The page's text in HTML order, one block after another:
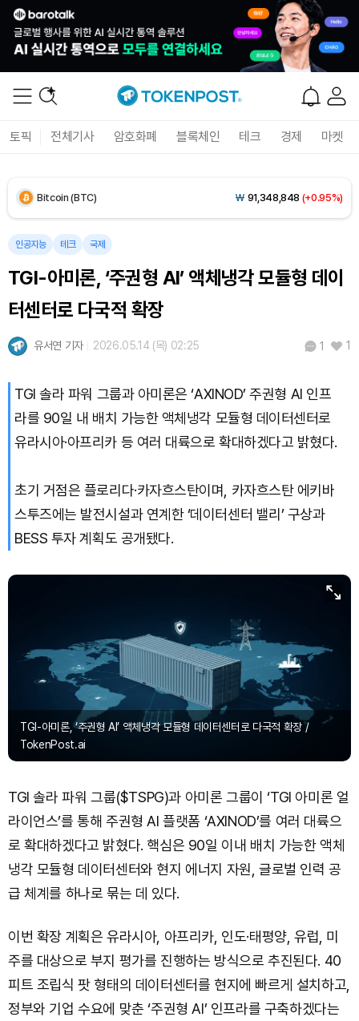
토픽 전체기사 암호화폐 블록체인 테크 경제 마켓
Ethereum (ETH) ₩2,692,582 (+0.68%)
Tether USDt (USDT)
BNB (BNB) ₩832,497(-0.13%)
USDC (USDC)
Solana (SOL) ₩104,072 (+1.80%)
TRON (TRX) ₩461.2 (+0.19%)
Dogecoin (DOGE) ₩98.39(+1.05%)
인공지능 테크 국제
TGI-아미론, ‘주권형 AI’ 액체냉각 모듈형 데이
터센터로 다국적 확장
유서연 기자 2026.05.14 (목) 02:25 1 1
TGI 솔라 파워 그룹과 아미론은 ‘AXINOD’ 주권형 AI 인프
라를 90일 내 배치 가능한 액체냉각 모듈형 데이터센터로
유라시아·아프리카 등 여러 대륙으로 확대하겠다고 밝혔다.
초기 거점은 플로리다·카자흐스탄이며, 카자흐스탄 에키바
스투즈에는 발전시설과 연계한 ‘데이터센터 밸리’ 구상과
BESS 투자 계획도 공개됐다.
TGI-아미론, ‘주권형 AI’ 액체냉각 모듈형 데이터센터로 다국적 확장 /
TokenPost.ai
TGI 솔라 파워 그룹($TSPG)과 아미론 그룹이 ‘TGI 아미론 얼
라이언스’를 통해 주권형 AI 플랫폼 ‘AXINOD’를 여러 대륙으
로 확대하겠다고 밝혔다. 핵심은 90일 이내 배치 가능한 액체
냉각 모듈형 데이터센터와 현지 에너지 자원, 글로벌 인력 공
급 체계를 하나로 묶는 데 있다.
이번 확장 계획은 유라시아, 아프리카, 인도·태평양, 유럽, 미
주를 대상으로 부지 평가를 진행하는 방식으로 추진된다. 40
피트 조립식 팟 형태의 데이터센터를 현지에 빠르게 설치하고,
정부와 기업 수요에 맞춘 ‘주권형 AI’ 인프라를 구축하겠다는